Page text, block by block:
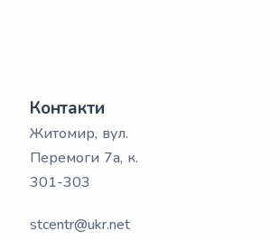
Контакти
Житомир, вул.
Перемоги 7а, к.
301-303
stcentr@ukr.net